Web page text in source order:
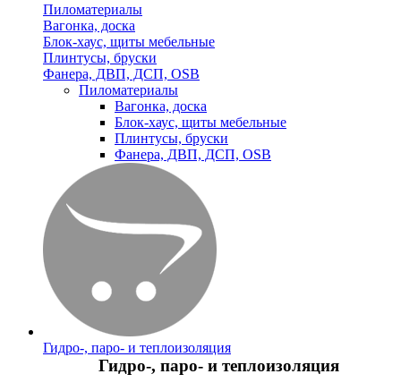
Пиломатериалы
Вагонка, доска
Блок-хаус, щиты мебельные
Плинтусы, бруски
Фанера, ДВП, ДСП, OSB
Пиломатериалы
Вагонка, доска
Блок-хаус, щиты мебельные
Плинтусы, бруски
Фанера, ДВП, ДСП, OSB
Гидро-, паро- и теплоизоляция
Гидро-, паро- и теплоизоляция